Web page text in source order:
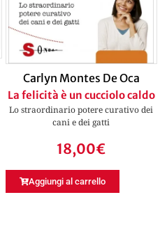
Carlyn Montes De Oca
La felicità è un cucciolo caldo
Lo straordinario potere curativo dei
cani e dei gatti
18,00€
Aggiungi al carrello